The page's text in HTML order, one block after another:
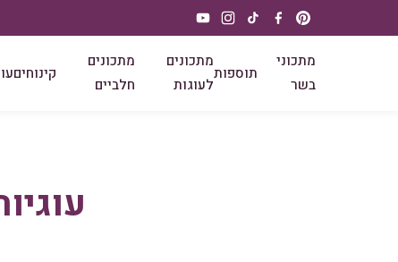
מתכוני
בשר
תוספות
מתכונים
לעוגות
מתכונים
חלביים
קינוחים